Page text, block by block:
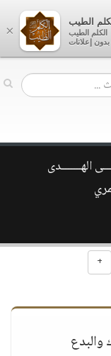
الهـــــــدى
+
×
الطيب
الكلم الطيب
إعلانات